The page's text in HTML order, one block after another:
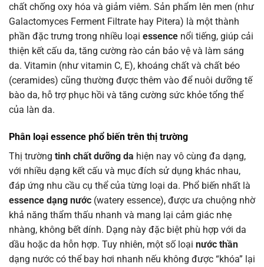
chất chống oxy hóa và giảm viêm. Sản phẩm lên men (như
Galactomyces Ferment Filtrate hay Pitera) là một thành
phần đặc trưng trong nhiều loại essence nổi tiếng, giúp cải
thiện kết cấu da, tăng cường rào cản bảo vệ và làm sáng
da. Vitamin (như vitamin C, E), khoáng chất và chất béo
(ceramides) cũng thường được thêm vào để nuôi dưỡng tế
bào da, hỗ trợ phục hồi và tăng cường sức khỏe tổng thể
của làn da.
Phân loại essence phổ biến trên thị trường
Thị trường tinh chất dưỡng da hiện nay vô cùng đa dạng,
với nhiều dạng kết cấu và mục đích sử dụng khác nhau,
đáp ứng nhu cầu cụ thể của từng loại da. Phổ biến nhất là
essence dạng nước (watery essence), được ưa chuộng nhờ
khả năng thẩm thấu nhanh và mang lại cảm giác nhẹ
nhàng, không bết dính. Dạng này đặc biệt phù hợp với da
dầu hoặc da hỗn hợp. Tuy nhiên, một số loại nước thần
dạng nước có thể bay hơi nhanh nếu không được “khóa” lại